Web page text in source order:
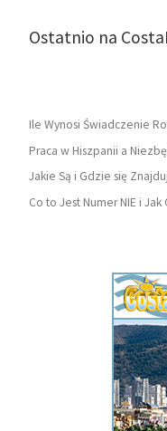
Ostatnio na
Ile Wynosi Świadczenie
Praca w Hiszpanii a
Jakie Są i Gdzie się
Co to Jest Numer NIE i Jak